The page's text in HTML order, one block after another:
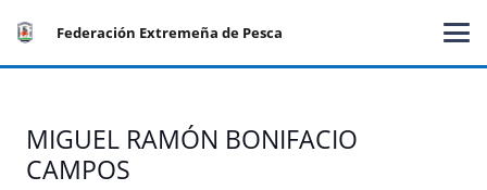
Federación Extremeña de Pesca
MIGUEL RAMÓN BONIFACIO
CAMPOS